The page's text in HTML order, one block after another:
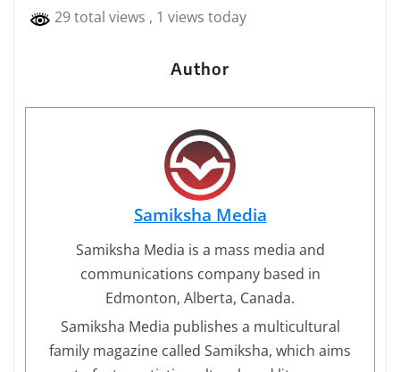
29 total views , 1 views today
Author
Samiksha Media
Samiksha Media is a mass media and
communications company based in
Edmonton, Alberta, Canada.
Samiksha Media publishes a multicultural
family magazine called Samiksha, which aims